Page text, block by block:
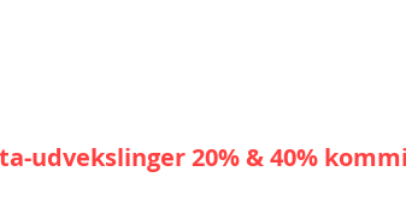
udvekslinger 20% & 40%